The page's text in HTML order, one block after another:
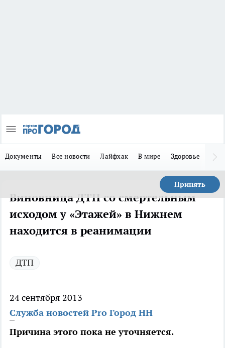
Документы Все новости Лайфхак В мире Здоровье
Принять
Виновница ДТП со смертельным
исходом у «Этажей» в Нижнем
находится в реанимации
ДТП
24 сентября 2013
Служба новостей Pro Город НН
Причина этого пока не уточняется.